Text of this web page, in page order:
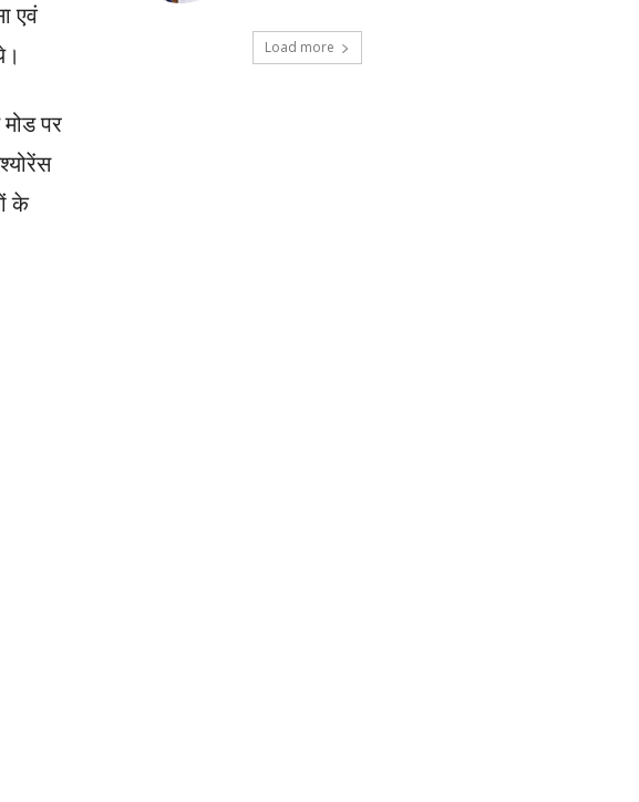
एवं
पर
के
Load more